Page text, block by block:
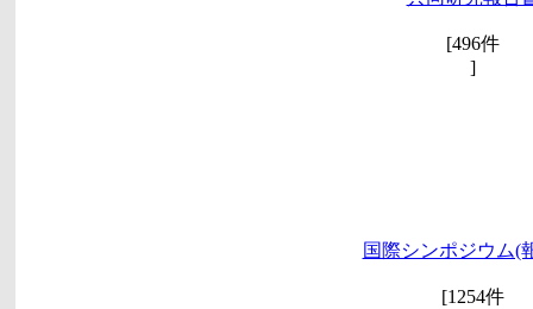
[496件
]
国際シンポジウム(
[1254件